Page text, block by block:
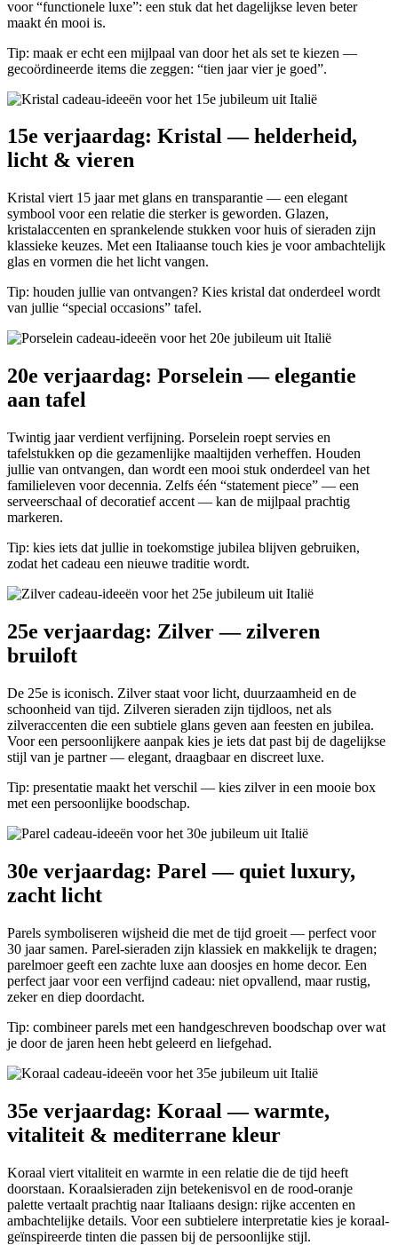
voor “functionele luxe”: een stuk dat het dagelijkse leven beter
maakt én mooi is.
Tip: maak er echt een mijlpaal van door het als set te kiezen —
gecoördineerde items die zeggen: “tien jaar vier je goed”.
15e verjaardag: Kristal — helderheid,
licht & vieren
Kristal viert 15 jaar met glans en transparantie — een elegant
symbool voor een relatie die sterker is geworden. Glazen,
kristalaccenten en sprankelende stukken voor huis of sieraden zijn
klassieke keuzes. Met een Italiaanse touch kies je voor ambachtelijk
glas en vormen die het licht vangen.
Tip: houden jullie van ontvangen? Kies kristal dat onderdeel wordt
van jullie “special occasions” tafel.
20e verjaardag: Porselein — elegantie
aan tafel
Twintig jaar verdient verfijning. Porselein roept servies en
tafelstukken op die gezamenlijke maaltijden verheffen. Houden
jullie van ontvangen, dan wordt een mooi stuk onderdeel van het
familieleven voor decennia. Zelfs één “statement piece” — een
serveerschaal of decoratief accent — kan de mijlpaal prachtig
markeren.
Tip: kies iets dat jullie in toekomstige jubilea blijven gebruiken,
zodat het cadeau een nieuwe traditie wordt.
25e verjaardag: Zilver — zilveren
bruiloft
De 25e is iconisch. Zilver staat voor licht, duurzaamheid en de
schoonheid van tijd. Zilveren sieraden zijn tijdloos, net als
zilveraccenten die een subtiele glans geven aan feesten en jubilea.
Voor een persoonlijkere aanpak kies je iets dat past bij de dagelijkse
stijl van je partner — elegant, draagbaar en discreet luxe.
Tip: presentatie maakt het verschil — kies zilver in een mooie box
met een persoonlijke boodschap.
30e verjaardag: Parel — quiet luxury,
zacht licht
Parels symboliseren wijsheid die met de tijd groeit — perfect voor
30 jaar samen. Parel-sieraden zijn klassiek en makkelijk te dragen;
parelmoer geeft een zachte luxe aan doosjes en home decor. Een
perfect jaar voor een verfijnd cadeau: niet opvallend, maar rustig,
zeker en diep doordacht.
Tip: combineer parels met een handgeschreven boodschap over wat
je door de jaren heen hebt geleerd en liefgehad.
35e verjaardag: Koraal — warmte,
vitaliteit & mediterrane kleur
Koraal viert vitaliteit en warmte in een relatie die de tijd heeft
doorstaan. Koraalsieraden zijn betekenisvol en de rood-oranje
palette vertaalt prachtig naar Italiaans design: rijke accenten en
ambachtelijke details. Voor een subtielere interpretatie kies je koraal-
geïnspireerde tinten die passen bij de persoonlijke stijl.